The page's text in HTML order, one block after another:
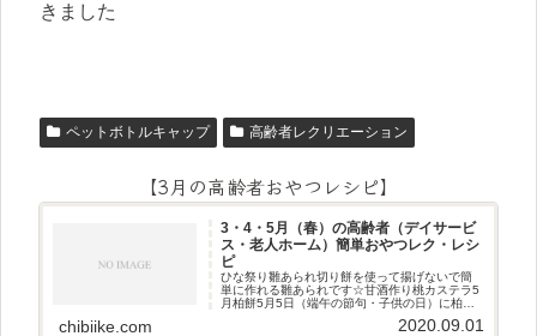
きました
ペットボトルキャップ 高齢者レクリエーション
【3月の高齢者おやつレシピ】
3・4・5月（春）の高齢者（デイサービ
ス・老人ホーム）簡単おやつレク・レシ
ピ
ひな祭り雛あられ切り餅を使って揚げないで簡
単に作れる雛あられです☆甘酒作り桃カステラ5
月柏餅5月5日（端午の節句・子供の日）に柏餅
日）にちまき作りです☆ほうじ茶プリン抹茶パ
chibiike.com 2020.09.01